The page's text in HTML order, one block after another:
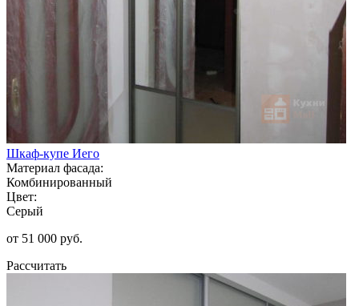
Шкаф-купе Иего
Материал фасада:
Комбинированный
Цвет:
Серый
от 51 000 руб.
Рассчитать